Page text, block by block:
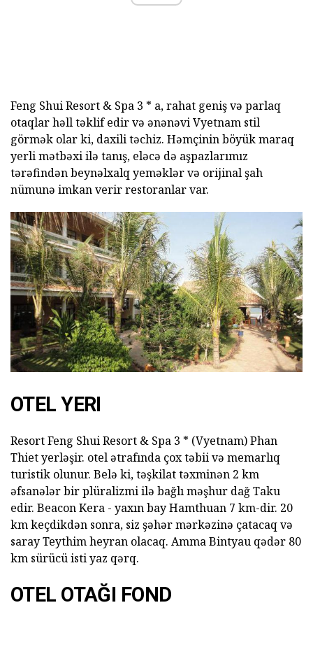
Feng Shui Resort & Spa 3 * a, rahat geniş və parlaq
otaqlar həll təklif edir və ənənəvi Vyetnam stil
görmək olar ki, daxili təchiz. Həmçinin böyük maraq
yerli mətbəxi ilə tanış, eləcə də aşpazlarımız
tərəfindən beynəlxalq yeməklər və orijinal şah
nümunə imkan verir restoranlar var.
OTEL YERI
Resort Feng Shui Resort & Spa 3 * (Vyetnam) Phan
Thiet yerləşir. otel ətrafında çox təbii və memarlıq
turistik olunur. Belə ki, təşkilat təxminən 2 km
əfsanələr bir plüralizmi ilə bağlı məşhur dağ Taku
edir. Beacon Kera - yaxın bay Hamthuan 7 km-dir. 20
km keçdikdən sonra, siz şəhər mərkəzinə çatacaq və
saray Teythim heyran olacaq. Amma Bintyau qədər 80
km sürücü isti yaz qərq.
OTEL OTAĞI FOND